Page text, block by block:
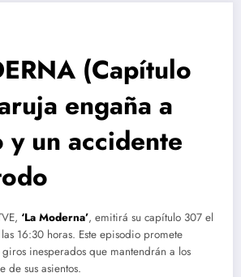
(Capítulo
engaña a
y un accidente
‘La Moderna’, emitirá su capítulo 307 el
16:30 horas. Este episodio promete
giros inesperados que mantendrán a los
de sus asientos.